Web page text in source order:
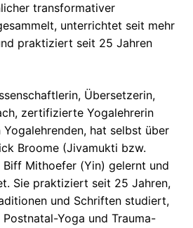
transformativer
unterrichtet seit mehr
praktiziert seit 25 Jahren
Übersetzerin,
zertifizierte Yogalehrerin
hat selbst über
Broome (Jivamukti bzw.
Biff Mithoefer (Yin) gelernt und
Sie praktiziert seit 25 Jahren,
und Schriften studiert,
Yoga und Trauma-